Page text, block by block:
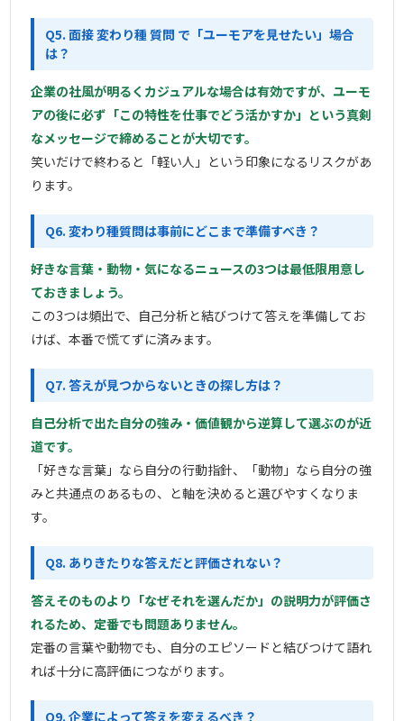
Q5. 面接 変わり種 質問 で「ユーモアを見せたい」場合
は？
企業の社風が明るくカジュアルな場合は有効ですが、ユーモ
アの後に必ず「この特性を仕事でどう活かすか」という真剣
なメッセージで締めることが大切です。
笑いだけで終わると「軽い人」という印象になるリスクがあ
ります。
Q6. 変わり種質問は事前にどこまで準備すべき？
好きな言葉・動物・気になるニュースの3つは最低限用意し
ておきましょう。
この3つは頻出で、自己分析と結びつけて答えを準備してお
けば、本番で慌てずに済みます。
Q7. 答えが見つからないときの探し方は？
自己分析で出た自分の強み・価値観から逆算して選ぶのが近
道です。
「好きな言葉」なら自分の行動指針、「動物」なら自分の強
みと共通点のあるもの、と軸を決めると選びやすくなりま
す。
Q8. ありきたりな答えだと評価されない？
答えそのものより「なぜそれを選んだか」の説明力が評価さ
れるため、定番でも問題ありません。
定番の言葉や動物でも、自分のエピソードと結びつけて語れ
れば十分に高評価につながります。
Q9. 企業によって答えを変えるべき？